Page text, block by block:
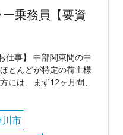
乗務員【要資
仕事】 中部関東間の中
とんどが特定の荷主様
には、まず12ヶ月間、
川市